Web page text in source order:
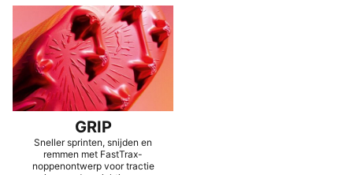
GRIP
Sneller sprinten, snijden en
remmen met FastTrax-
noppenontwerp voor tractie